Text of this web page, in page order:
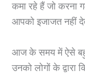
कमा रहे हैं जो करना
आपको इजाजत नहीं
आज के समय में ऐसे
उनको लोगों के